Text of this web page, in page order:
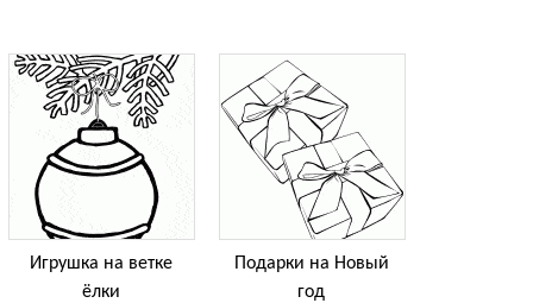
Игрушка на ветке
ёлки
Подарки на Новый
год